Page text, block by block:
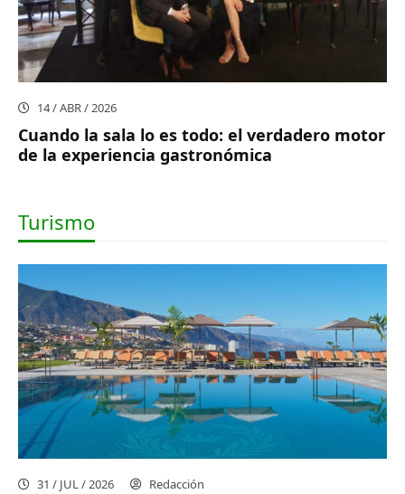
14 / ABR / 2026
Cuando la sala lo es todo: el verdadero motor
de la experiencia gastronómica
Turismo
31 / JUL / 2026 Redacción